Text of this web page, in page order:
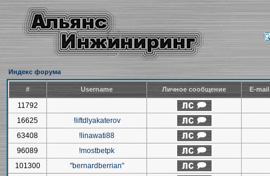
Индекс форума
# Username Личное сообщение E-
11792
16625
!liftdlyakaterov
63408
!linawati88
96089
!mostbetpk
101300
"bernardberrian"